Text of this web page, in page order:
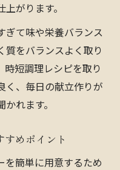
がります。
ぎて味や栄養バランス
質をバランスよく取り
短調理レシピを取り
く、毎日の献立作りが
れます。
めポイント
を簡単に用意するため